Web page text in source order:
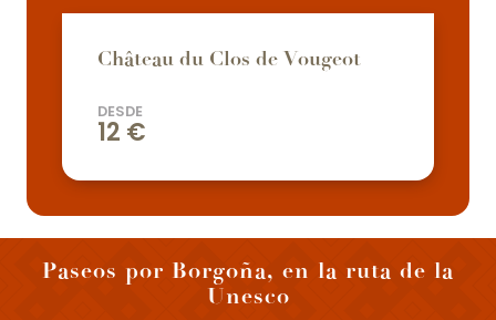
Château du Clos de Vougeot
DESDE
12 €
Paseos por Borgoña, en la ruta de la
Unesco